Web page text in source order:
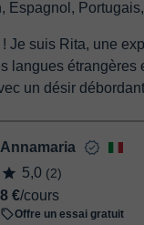
Je suis Rita, une
langues étrangères
un désir
Annamaria
5,0 (2)
8 €/cours
Offre un essai gratuit